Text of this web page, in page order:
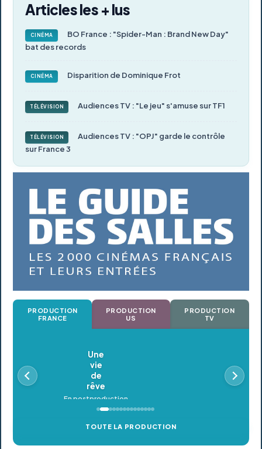
Articles les + lus
CINÉMA
BO France : "Spider-Man : Brand New Day"
bat des records
CINÉMA Disparition de Dominique Frot
TÉLÉVISION Audiences TV : "Le jeu" s'amuse sur TF1
TÉLÉVISION
Audiences TV : "OPJ" garde le contrôle
sur France 3
PRODUCTION
FRANCE
PRODUCTION
US
PRODUCTION
TV
Oldeupe
En postproduction
TOUTE LA PRODUCTION